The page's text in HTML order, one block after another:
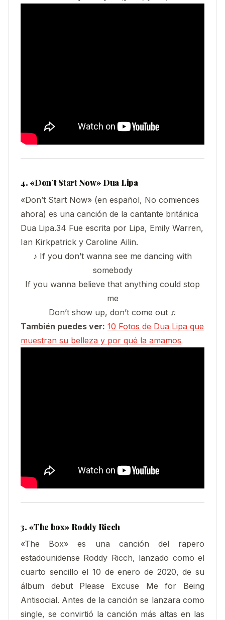
4. «Don’t Start Now» Dua Lipa
«Don’t Start Now» (en español, No comiences
ahora) es una canción de la cantante británica
Dua Lipa.3​4​ Fue escrita por Lipa, Emily Warren,
Ian Kirkpatrick y Caroline Ailin.
♪ If you don’t wanna see me dancing with
somebody
If you wanna believe that anything could stop
me
Don’t show up, don’t come out ♫
También puedes ver: 10 Fotos de Dua Lipa que
muestran su belleza y por qué la amamos
3. «The box» Roddy Ricch
«The Box» es una canción del rapero
estadounidense Roddy Ricch, lanzado como el
cuarto sencillo el 10 de enero de 2020, de su
álbum debut Please Excuse Me for Being
Antisocial. Antes de la canción se lanzara como
single,​ se convirtió la canción más altas en las